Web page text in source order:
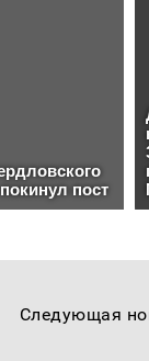
Следующая